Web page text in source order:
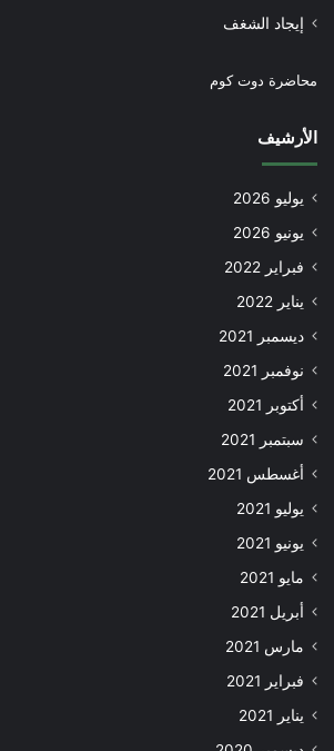
إيجاد الشغف
محاضرة دوت كوم
الأرشيف
يوليو 2026
يونيو 2026
فبراير 2022
يناير 2022
ديسمبر 2021
نوفمبر 2021
أكتوبر 2021
سبتمبر 2021
أغسطس 2021
يوليو 2021
يونيو 2021
مايو 2021
أبريل 2021
مارس 2021
فبراير 2021
يناير 2021